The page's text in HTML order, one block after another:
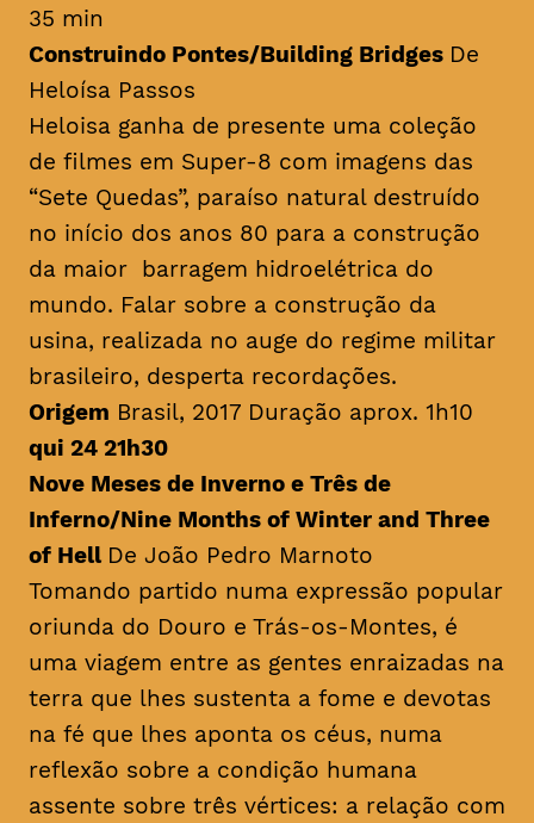
35 min
Construindo Pontes/Building Bridges De
Heloísa Passos
Heloisa ganha de presente uma coleção
de filmes em Super-8 com imagens das
“Sete Quedas”, paraíso natural destruído
no início dos anos 80 para a construção
da maior barragem hidroelétrica do
mundo. Falar sobre a construção da
usina, realizada no auge do regime militar
brasileiro, desperta recordações.
Origem Brasil, 2017 Duração aprox. 1h10
qui 24 21h30
Nove Meses de Inverno e Três de
Inferno/Nine Months of Winter and Three
of Hell De João Pedro Marnoto
Tomando partido numa expressão popular
oriunda do Douro e Trás-os-Montes, é
uma viagem entre as gentes enraizadas na
terra que lhes sustenta a fome e devotas
na fé que lhes aponta os céus, numa
reflexão sobre a condição humana
assente sobre três vértices: a relação com